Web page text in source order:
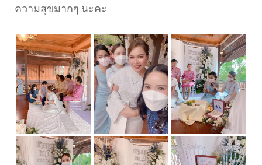
ความสุขมากๆ นะคะ